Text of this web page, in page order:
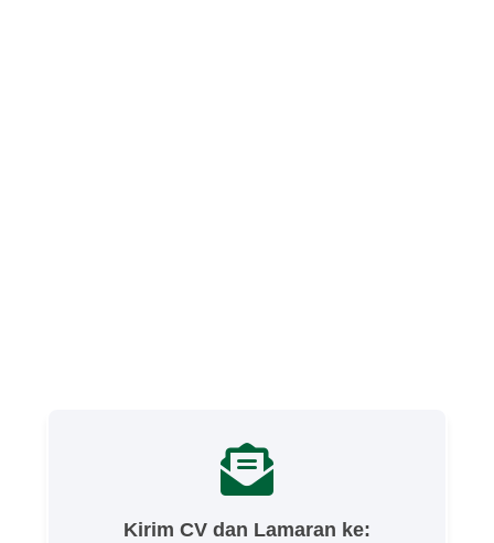
Kirim CV dan Lamaran ke: